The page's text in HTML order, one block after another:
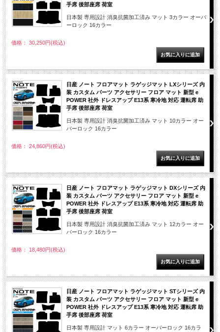
手席 後部座席 荷室
日本製 専用設計 消臭抗菌加工済み マット 3カラー オーバ
ーロック 16カラー
価格： 30,250円(税込)
日産 ノート フロアマット ラゲッジマット LXシリーズ 内
装 カスタム パーツ アクセサリー フロア マット 新型 e
POWER 社外 ドレスアップ E13系 寒冷地 対応 運転席 助
手席 後部座席 荷室
日本製 専用設計 消臭抗菌加工済み マット 10カラー オー
バーロック 16カラー
価格： 24,860円(税込)
日産 ノート フロアマット ラゲッジマット DXシリーズ 内
装 カスタム パーツ アクセサリー フロア マット 新型 e
POWER 社外 ドレスアップ E13系 寒冷地 対応 運転席 助
手席 後部座席 荷室
日本製 専用設計 消臭抗菌加工済み マット 12カラー オー
バーロック 16カラー
価格： 18,480円(税込)
日産 ノート フロアマット ラゲッジマット STシリーズ 内
装 カスタム パーツ アクセサリー フロア マット 新型 e
POWER 社外 ドレスアップ E13系 寒冷地 対応 運転席 助
手席 後部座席 荷室
日本製 専用設計 マット 6カラー オーバーロック 16カラ